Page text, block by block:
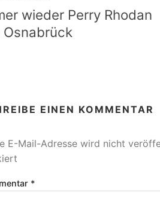
wieder Perry Rhodan
Osnabrück
EINEN KOMMENTAR
E-Mail-Adresse wird nicht
*